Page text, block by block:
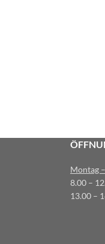
Montag
8.00 –
13.00 –